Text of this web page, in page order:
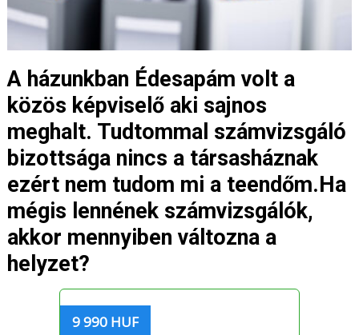
A házunkban Édesapám volt a
közös képviselő aki sajnos
meghalt. Tudtommal számvizsgáló
bizottsága nincs a társasháznak
ezért nem tudom mi a teendőm.Ha
mégis lennének számvizsgálók,
akkor mennyiben változna a
helyzet?
9 990 HUF